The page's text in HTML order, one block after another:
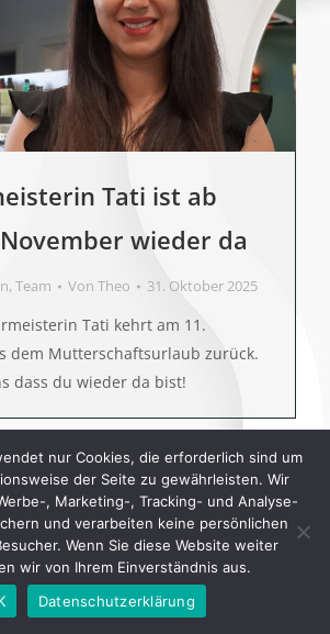
Tati ist ab
wieder da
, Team Von Theo 31. Oktober 2025
Tati kehrt am 11.
dem Mutterschaftsurlaub zurück.
dass du wieder da bist!
Hairdesign. All rights reserved.
info@theos-hairdesign.de
nur Cookies, die erforderlich sind um
der Seite zu gewährleisten. Wir
, Marketing-, Tracking- und Analyse-
und verarbeiten keine persönlichen
Wenn Sie diese Website weiter
wir von Ihrem Einverständnis aus.
Datenschutzerklärung